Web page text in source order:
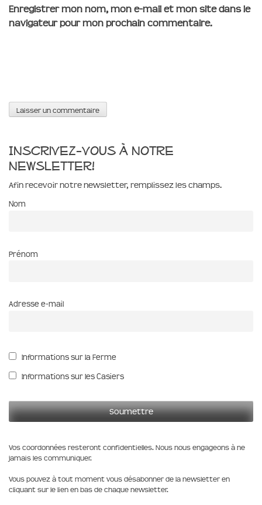
Enregistrer mon nom, mon e-mail et mon site dans le
navigateur pour mon prochain commentaire.
Inscrivez-vous à notre
newsletter!
Afin recevoir notre newsletter, remplissez les champs.
Nom
Prénom
Adresse e-mail
Informations sur la Ferme
Informations sur les Casiers
Vos coordonnées resteront confidentielles. Nous nous engageons à ne
jamais les communiquer.
Vous pouvez à tout moment vous désabonner de la newsletter en
cliquant sur le lien en bas de chaque newsletter.